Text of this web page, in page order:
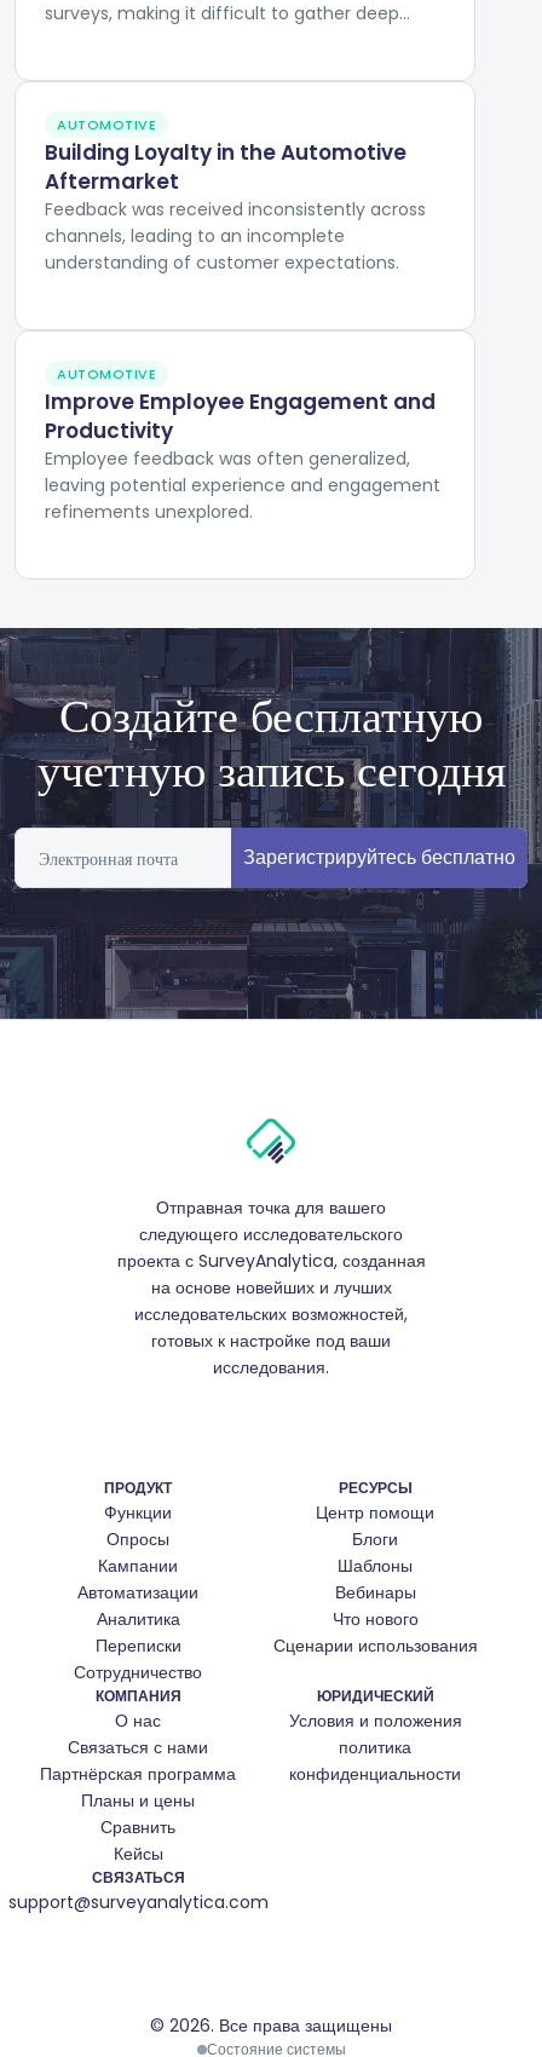
surveys, making it difficult to gather deep
AUTOMOTIVE
Building Loyalty in the Automotive
Aftermarket
Feedback was received inconsistently across
channels, leading to an incomplete
understanding of customer expectations.
AUTOMOTIVE
Improve Employee Engagement and
Productivity
Employee feedback was often generalized,
leaving potential experience and engagement
refinements unexplored.
Создайте бесплатную
учетную запись сегодня
Зарегистрируйтесь бесплатно
Отправная точка для вашего
следующего исследовательского
проекта с SurveyAnalytica, созданная
на основе новейших и лучших
исследовательских возможностей,
готовых к настройке под ваши
исследования.
ПРОДУКТ
Функции
Опросы
Кампании
Автоматизации
Аналитика
Переписки
Сотрудничество
РЕСУРСЫ
Центр помощи
Блоги
Шаблоны
Вебинары
Что нового
Сценарии использования
КОМПАНИЯ
О нас
Связаться с нами
Партнёрская программа
Планы и цены
Сравнить
Кейсы
ЮРИДИЧЕСКИЙ
Условия и положения
политика
конфиденциальности
СВЯЗАТЬСЯ
support@surveyanalytica.com
© 2026. Все права защищены
Состояние системы